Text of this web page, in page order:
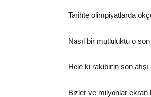
Tarihte olimpiyatlarda
Nasıl bir mutluluktu o son
Hele ki rakibinin son
Bizler ve milyonlar ekran